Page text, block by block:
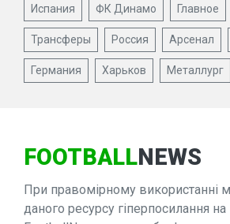
Испания ФК Динамо Главное
Трансферы Россия Арсенал
Германия Харьков Металлург
FOOTBALLNEWS
При правомірному використанні
даного ресурсу гіперпосилання на